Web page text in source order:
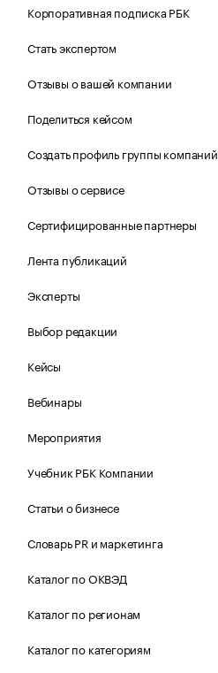
Корпоративная подписка РБК
Стать экспертом
Отзывы о вашей компании
Поделиться кейсом
Создать профиль группы компаний
Отзывы о сервисе
Сертифицированные партнеры
Лента публикаций
Эксперты
Выбор редакции
Кейсы
Вебинары
Мероприятия
Учебник РБК Компании
Статьи о бизнесе
Словарь PR и маркетинга
Каталог по ОКВЭД
Каталог по регионам
Каталог по категориям